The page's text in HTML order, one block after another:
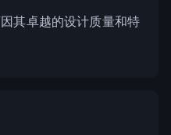
其卓越的设计质量和特